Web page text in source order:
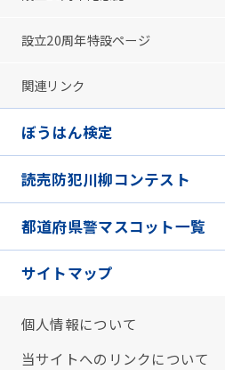
設立20周年特設ページ
関連リンク
ぼうはん検定
読売防犯川柳コンテスト
都道府県警マスコット一覧
サイトマップ
個人情報について
当サイトへのリンクについて